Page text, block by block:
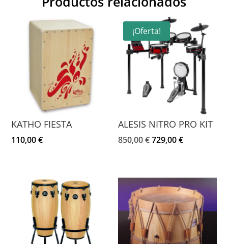
KATHO FIESTA
110,00€
¡Oferta!
ALESIS NITRO PRO KIT
850,00€El
era:
850,00 €.
729,00€El
es:
729,00 €.